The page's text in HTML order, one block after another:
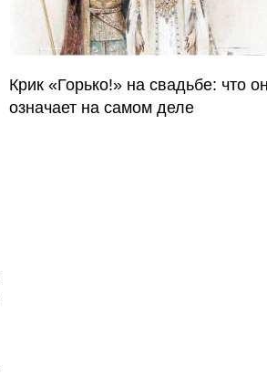
Крик «Горько!» на свадьбе: что он
означает на самом деле